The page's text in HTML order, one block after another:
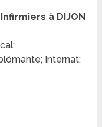
à DIJON
Internat;